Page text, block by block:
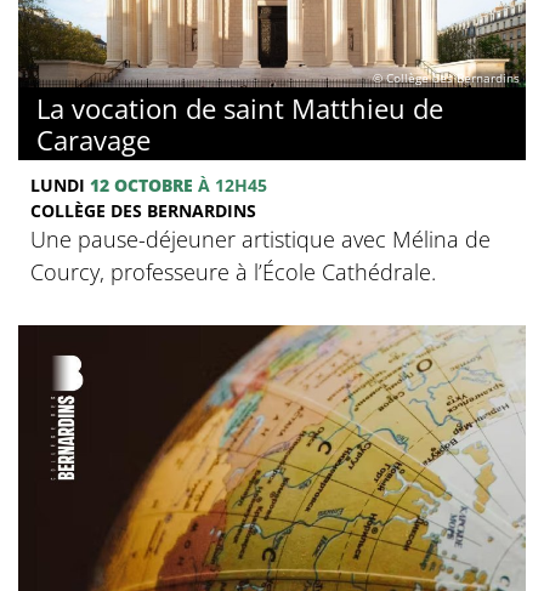
© Collège des Bernardins
La vocation de saint Matthieu de
Caravage
LUNDI 12 OCTOBRE À 12H45
COLLÈGE DES BERNARDINS
Une pause-déjeuner artistique avec Mélina de
Courcy, professeure à l’École Cathédrale.